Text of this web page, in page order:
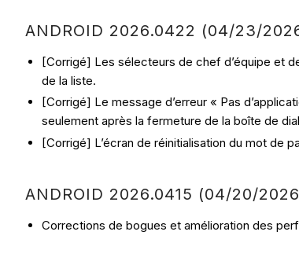
ANDROID 2026.0422 (04/23/
[Corrigé] Les sélecteurs de chef d’équipe et
de la liste.
[Corrigé] Le message d’erreur « Pas
seulement après la fermeture de la boîte de
[Corrigé] L’écran de réinitialisation du mot de
ANDROID 2026.0415 (04/20/
Corrections de bogues et amélioration des